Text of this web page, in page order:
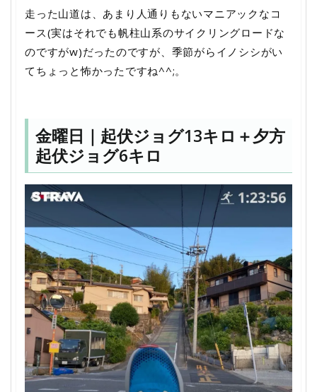
走った山道は、あまり人通りもないマニアックなコ
ース(実はそれでも帆柱山系のサイクリングロードな
のですがw)だったのですが、季節がらイノシシがい
てちょっと怖かったですね^^;。
金曜日｜起伏ジョグ13キロ＋夕方
起伏ジョグ6キロ